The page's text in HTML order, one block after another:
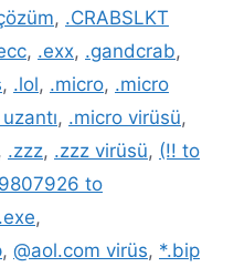
, .CRABSLKT
, .exx, .gandcrab,
, .lol, .micro, .micro
, .micro virüsü,
.zzz, .zzz virüsü, (!! to
to
,
, @aol.com virüs, *.bip